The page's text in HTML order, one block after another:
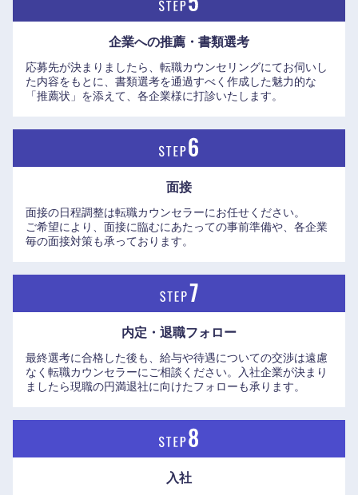
企業への推薦・書類選考
応募先が決まりましたら、転職カウンセリングにてお伺いし
た内容をもとに、書類選考を通過すべく作成した魅力的な
「推薦状」を添えて、各企業様に打診いたします。
面接
面接の日程調整は転職カウンセラーにお任せください。
ご希望により、面接に臨むにあたっての事前準備や、各企業
毎の面接対策も承っております。
内定・退職フォロー
最終選考に合格した後も、給与や待遇についての交渉は遠慮
なく転職カウンセラーにご相談ください。入社企業が決まり
ましたら現職の円満退社に向けたフォローも承ります。
入社
中国・四国地方
鳥取県 島根県
山口県 徳島県
香川県 愛媛県